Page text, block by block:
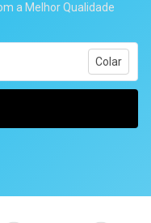
a Melhor Qualidade
Colar